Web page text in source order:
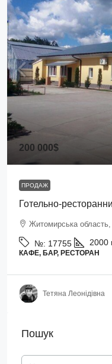
200 000$
ПРОДАЖ
Готельно-
Житомирська область,
№: 17755 2000
КАФЕ, БАР, РЕСТОРАН
Тетяна Леонідівна
Пошук